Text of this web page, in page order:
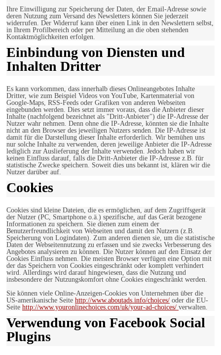
Ihre Einwilligung zur Speicherung der Daten, der Email-Adresse sowie
deren Nutzung zum Versand des Newsletters können Sie jederzeit
widerrufen. Der Widerruf kann über einen Link in den Newslettern selbst,
in Ihrem Profilbereich oder per Mitteilung an die oben stehenden
Kontaktmöglichkeiten erfolgen.
Einbindung von Diensten und
Inhalten Dritter
Es kann vorkommen, dass innerhalb dieses Onlineangebotes Inhalte
Dritter, wie zum Beispiel Videos von YouTube, Kartenmaterial von
Google-Maps, RSS-Feeds oder Grafiken von anderen Webseiten
eingebunden werden. Dies setzt immer voraus, dass die Anbieter dieser
Inhalte (nachfolgend bezeichnet als "Dritt-Anbieter") die IP-Adresse der
Nutzer wahr nehmen. Denn ohne die IP-Adresse, könnten sie die Inhalte
nicht an den Browser des jeweiligen Nutzers senden. Die IP-Adresse ist
damit für die Darstellung dieser Inhalte erforderlich. Wir bemühen uns
nur solche Inhalte zu verwenden, deren jeweilige Anbieter die IP-Adresse
lediglich zur Auslieferung der Inhalte verwenden. Jedoch haben wir
keinen Einfluss darauf, falls die Dritt-Anbieter die IP-Adresse z.B. für
statistische Zwecke speichern. Soweit dies uns bekannt ist, klären wir die
Nutzer darüber auf.
Cookies
Cookies sind kleine Dateien, die es ermöglichen, auf dem Zugriffsgerät
der Nutzer (PC, Smartphone o.ä.) spezifische, auf das Gerät bezogene
Informationen zu speichern. Sie dienen zum einem der
Benutzerfreundlichkeit von Webseiten und damit den Nutzern (z.B.
Speicherung von Logindaten). Zum anderen dienen sie, um die statistische
Daten der Webseitennutzung zu erfassen und sie zwecks Verbesserung des
Angebotes analysieren zu können. Die Nutzer können auf den Einsatz der
Cookies Einfluss nehmen. Die meisten Browser verfügen eine Option mit
der das Speichern von Cookies eingeschränkt oder komplett verhindert
wird. Allerdings wird darauf hingewiesen, dass die Nutzung und
insbesondere der Nutzungskomfort ohne Cookies eingeschränkt werden.
Sie können viele Online-Anzeigen-Cookies von Unternehmen über die
US-amerikanische Seite http://www.aboutads.info/choices/ oder die EU-
Seite http://www.youronlinechoices.com/uk/your-ad-choices/ verwalten.
Verwendung von Facebook Social
Plugins